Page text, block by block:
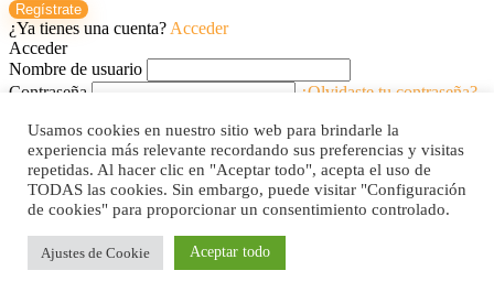
Usamos cookies en nuestro sitio web para brindarle la
experiencia más relevante recordando sus preferencias y visitas
repetidas. Al hacer clic en "Aceptar todo", acepta el uso de
TODAS las cookies. Sin embargo, puede visitar "Configuración
de cookies" para proporcionar un consentimiento controlado.
Ajustes de Cookie Aceptar todo
Regístrate
¿Ya tienes una cuenta? Acceder
Acceder
Nombre de usuario
Contraseña
¿Olvidaste tu contraseña?
Acceder
¿No tienes una cuenta?Regístrate
Comparar artículos
Comparar